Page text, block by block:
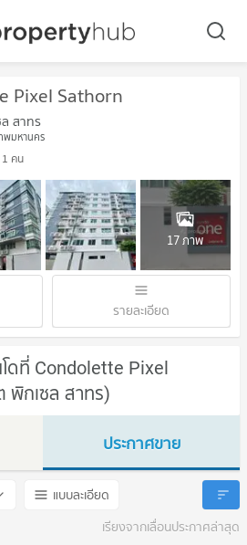
Pixel Sathorn
สาทร
พมหานคร
คน
17 ภาพ
รายละเอียด
ดที่ Condolette Pixel
พิกเซล สาทร)
ประกาศขาย
Condolette Pixel Sathorn
แบบละเอียด
เรียงจากเลื่อนประกาศล่าสุด